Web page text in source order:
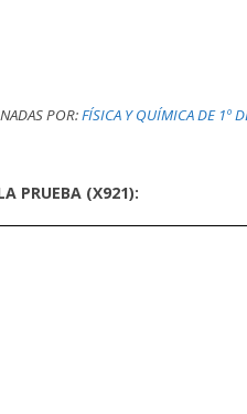
POR:FÍSICA Y QUÍMICA DE 1º
PRUEBA (X921):